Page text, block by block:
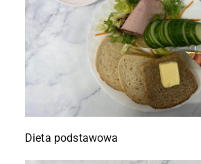
Dieta podstawowa